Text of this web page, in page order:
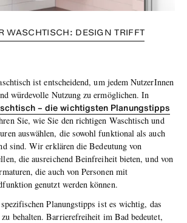
WASCHTISCH: DESIGN TRIFFT
ist entscheidend, um jedem NutzerInnen
würdevolle Nutzung zu ermöglichen. In
– die wichtigsten Planungstipps
Sie, wie Sie den richtigen Waschtisch und
auswählen, die sowohl funktional als auch
sind. Wir erklären die Bedeutung von
die ausreichend Beinfreiheit bieten, und von
die auch von Personen mit
genutzt werden können.
Planungstipps ist es wichtig, das
behalten. Barrierefreiheit im Bad bedeutet,